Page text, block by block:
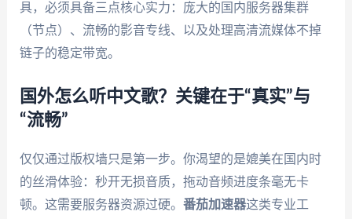
具，必须具备三点核心实力：庞大的国内服务器集群
（节点）、流畅的影音专线、以及处理高清流媒体不掉
链子的稳定带宽。
国外怎么听中文歌？关键在于“真实”与
“流畅”
仅仅通过版权墙只是第一步。你渴望的是媲美在国内时
的丝滑体验：秒开无损音质，拖动音频进度条毫无卡
顿。这需要服务器资源过硬。 番茄加速器这类专业工